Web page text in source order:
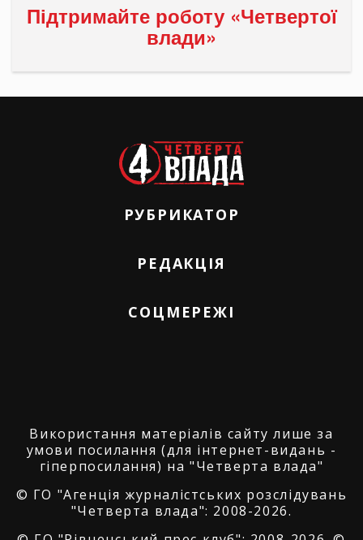
Підтримайте роботу «Четвертої
влади»
РУБРИКАТОР
РЕДАКЦІЯ
СОЦМЕРЕЖІ
Використання матеріалів сайту лише за
умови посилання (для інтернет-видань -
гіперпосилання) на "Четверта влада"
© ГО "Агенція журналістських розслідувань
"Четверта влада": 2008-2026.